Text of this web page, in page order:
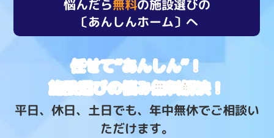
悩んだら無料の施設選びの
〔あんしんホーム〕へ
任せて“あんしん”！
施設選びの悩み無料解決！
平日、休日、土日でも、年中無休でご相談い
ただけます。